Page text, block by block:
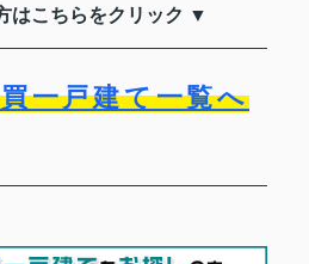
はこちらをクリック ▼
一戸建て一覧へ